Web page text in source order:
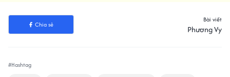
Chia sẻ
Bài viết
Phương Vy
#Hashtag